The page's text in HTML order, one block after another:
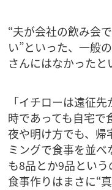
“夫が会社の飲み会
い”といった、一般
さんにはなかったと
「イチローは遠征
時であっても自宅で
夜や明け方でも、帰
ミングで食事を並
も8品とか9品とい
食事作りはまさに“